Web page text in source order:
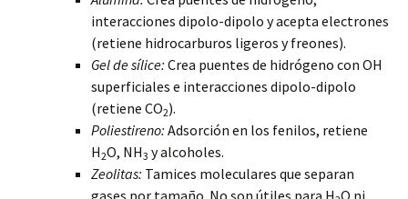
interacciones dipolo-dipolo y acepta electrones
(retiene hidrocarburos ligeros y freones).
Gel de sílice: Crea puentes de hidrógeno con OH
superficiales e interacciones dipolo-dipolo
(retiene CO2).
Poliestireno: Adsorción en los fenilos, retiene
H2O, NH3 y alcoholes.
Zeolitas: Tamices moleculares que separan
gases por tamaño. No son útiles para H O ni